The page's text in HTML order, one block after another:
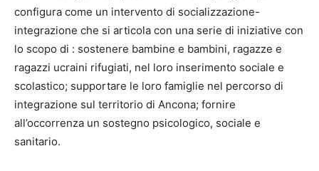
configura come un intervento di socializzazione-
integrazione che si articola con una serie di iniziative con
lo scopo di : sostenere bambine e bambini, ragazze e
ragazzi ucraini rifugiati, nel loro inserimento sociale e
scolastico; supportare le loro famiglie nel percorso di
integrazione sul territorio di Ancona; fornire
all’occorrenza un sostegno psicologico, sociale e
sanitario.